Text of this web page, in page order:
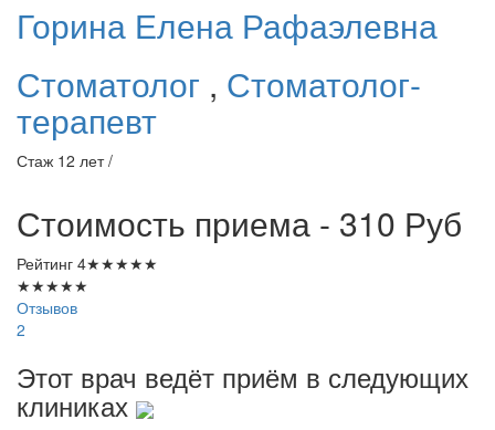
Горина Елена Рафаэлевна
Стоматолог , Стоматолог-
терапевт
Стаж 12 лет /
Стоимость приема - 310 Руб
Рейтинг 4★★★★★
★★★★★
Отзывов
2
Этот врач ведёт приём в следующих
клиниках